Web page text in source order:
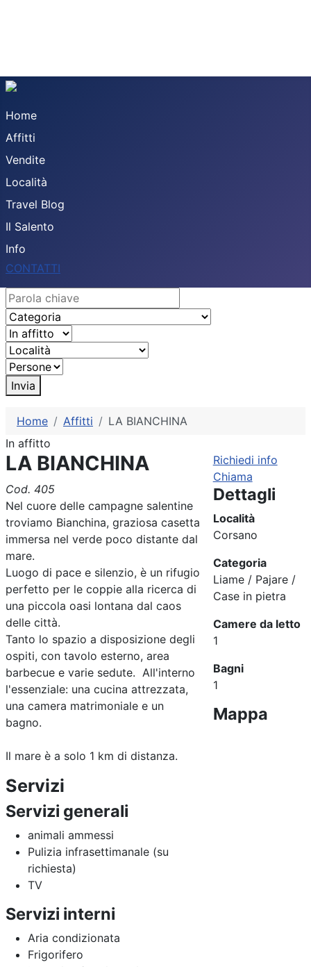
Home
Affitti
Vendite
Località
Travel Blog
Il Salento
Info
CONTATTI
Invia
Home Affitti
LA BIANCHINA
In affitto
LA BIANCHINA
Cod. 405
Nel cuore delle campagne salentine
troviamo Bianchina, graziosa casetta
immersa nel verde poco distante dal
mare.
Luogo di pace e silenzio, è un rifugio
perfetto per le coppie alla ricerca di
una piccola oasi lontana dal caos
delle città.
Tanto lo spazio a disposizione degli
ospiti, con tavolo esterno, area
barbecue e varie sedute. All'interno
l'essenziale: una cucina attrezzata,
una camera matrimoniale e un
bagno.
Il mare è a solo 1 km di distanza.
Servizi
Servizi generali
animali ammessi
Pulizia infrasettimanale (su
richiesta)
TV
Servizi interni
Aria condizionata
Frigorifero
Richiedi info
Chiama
Dettagli
Località
Corsano
Categoria
Liame / Pajare /
Case in pietra
Camere da letto
1
Bagni
1
Mappa